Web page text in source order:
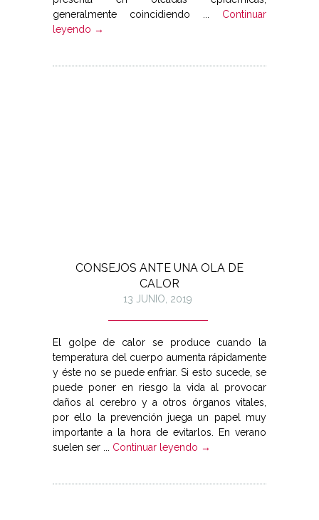
generalmente coincidiendo ... Continuar
leyendo →
CONSEJOS ANTE UNA OLA DE
CALOR
13 JUNIO, 2019
El golpe de calor se produce cuando la
temperatura del cuerpo aumenta rápidamente
y éste no se puede enfriar. Si esto sucede, se
puede poner en riesgo la vida al provocar
daños al cerebro y a otros órganos vitales,
por ello la prevención juega un papel muy
importante a la hora de evitarlos. En verano
suelen ser ... Continuar leyendo →